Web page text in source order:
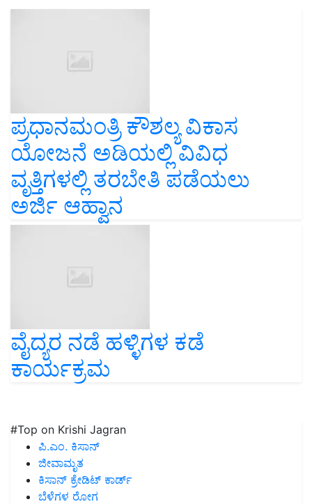
ಪ್ರಧಾನಮಂತ್ರಿ ಕೌಶಲ್ಯ ವಿಕಾಸ
ಯೋಜನೆ ಅಡಿಯಲ್ಲಿ ವಿವಿಧ
ವೃತ್ತಿಗಳಲ್ಲಿ ತರಬೇತಿ ಪಡೆಯಲು
ಅರ್ಜಿ ಆಹ್ವಾನ
ವೈದ್ಯರ ನಡೆ ಹಳ್ಳಿಗಳ ಕಡೆ
ಕಾರ್ಯಕ್ರಮ
#Top on Krishi Jagran
ಪಿ.ಎಂ. ಕಿಸಾನ್
ಜೀವಾಮೃತ
ಕಿಸಾನ್ ಕ್ರೇಡಿಟ್ ಕಾರ್ಡ್
ಬೆಳೆಗಳ ರೋಗ